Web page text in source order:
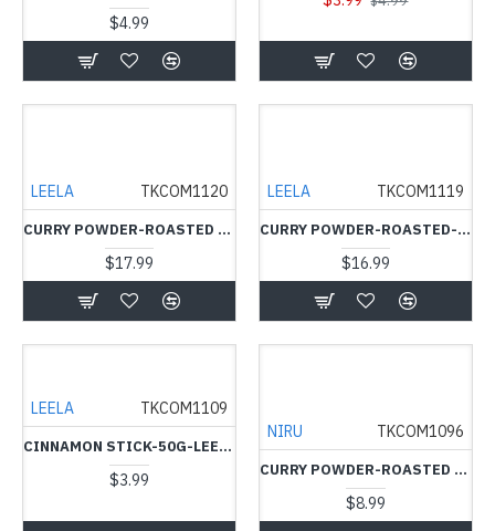
$4.99
LEELA TKCOM1120
CURRY POWDER-ROASTED -MILD-1KG-LEELA - வறுத்த மிளகாய் தூள்
$17.99
LEELA TKCOM1119
CURRY POWDER-ROASTED-HOT-1KG-LEELA - வறுத்த மிளகாய் தூள்
$16.99
LEELA TKCOM1109
CINNAMON STICK-50G-LEELA - கறுவா
$3.99
NIRU TKCOM1096
CURRY POWDER-ROASTED -450G- வறுத்த மிளகாய் தூள்- NIRU
$8.99